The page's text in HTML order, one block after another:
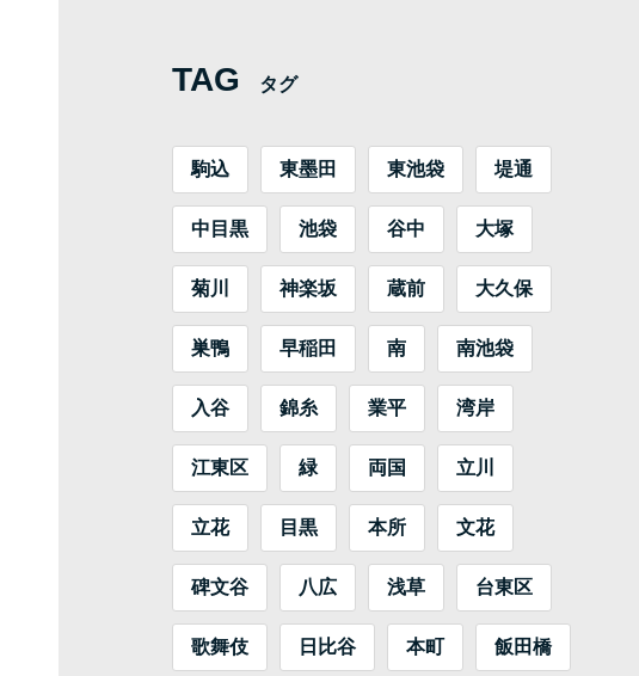
TAG タグ
駒込 東墨田 東池袋 堤通
中目黒 池袋 谷中 大塚
菊川 神楽坂 蔵前 大久保
巣鴨 早稲田 南 南池袋
入谷 錦糸 業平 湾岸
江東区 緑 両国 立川
立花 目黒 本所 文花
碑文谷 八広 浅草 台東区
歌舞伎 日比谷 本町 飯田橋